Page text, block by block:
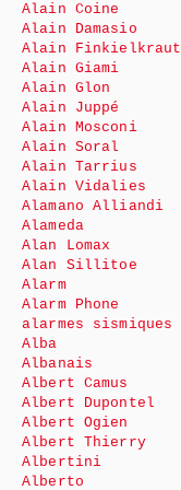
Alain Coine
Alain Damasio
Alain Finkielkraut
Alain Giami
Alain Glon
Alain Juppé
Alain Mosconi
Alain Soral
Alain Tarrius
Alain Vidalies
Alamano Alliandi
Alameda
Alan Lomax
Alan Sillitoe
Alarm
Alarm Phone
alarmes sismiques
Alba
Albanais
Albert Camus
Albert Dupontel
Albert Ogien
Albert Thierry
Albertini
Alberto